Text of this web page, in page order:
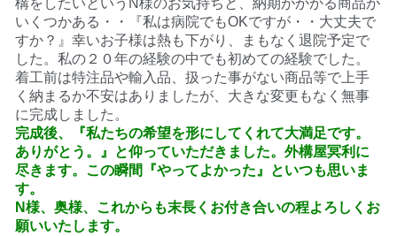
構をしたいというN様のお気持ちと、納期がかかる商品が
いくつかある・・『私は病院でもOKですが・・大丈夫で
すか？』幸いお子様は熱も下がり、まもなく退院予定で
した。私の２０年の経験の中でも初めての経験でした。
着工前は特注品や輸入品、扱った事がない商品等で上手
く納まるか不安はありましたが、大きな変更もなく無事
に完成しました。
完成後、
『私たちの希望を形にしてくれて大満足です。
ありがとう。』と仰っていただきました。外構屋冥利に
尽きます。この瞬間『やってよかった』といつも思いま
す。
N様、奥様、これからも末長くお付き合いの程よろしくお
願いいたします。